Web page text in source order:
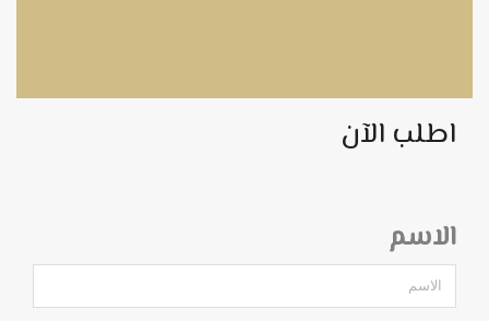
اطلب الآن
الاسم